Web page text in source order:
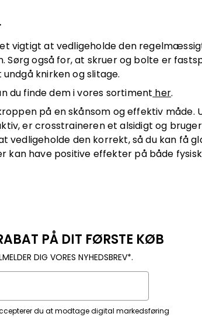
vigtigt at vedligeholde den
Sørg også for, at skruer og bolte er
knirken og slitage.
du finde dem i vores sortiment her.
på en skånsom og effektiv måde.
er crosstraineren et alsidigt og
vedligeholde den korrekt, så du kan få
have positive effekter på både
PÅ DIT FØRSTE KØB
DIG VORES NYHEDSBREV*.
du at modtage digital markedsføring